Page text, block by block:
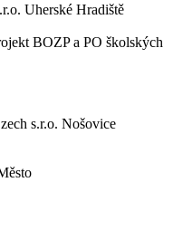
Uherské Hradiště
BOZP a PO školských
s.r.o. Nošovice